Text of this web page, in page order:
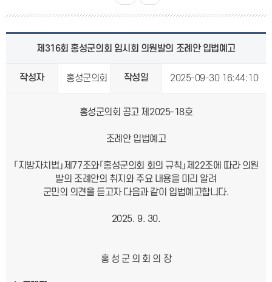
제316회 홍성군의회 임시회 의원발의 조례안 입법예고
작성자 홍성군의회 작성일 2025-09-30 16:44:10
홍성군의회 공고 제2025-18호
조례안 입법예고
「지방자치법」제77조와「홍성군의회 회의 규칙」제22조에 따라 의원
발의 조례안의 취지와 주요 내용을 미리 알려
군민의 의견을 듣고자 다음과 같이 입법예고합니다.
9. 30.
홍 성 군 의 회 의 장